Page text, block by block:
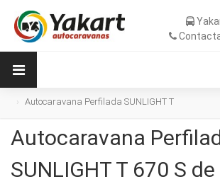
Autocaravana Perfilada SUNLIGHT T
Autocaravana
SUNLIGHT T 670 S